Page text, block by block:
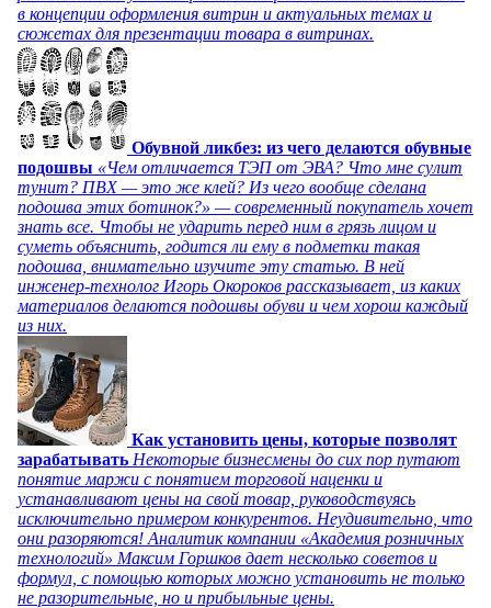
в концепции оформления витрин и актуальных темах и
сюжетах для презентации товара в витринах.
Обувной ликбез: из чего делаются обувные
подошвы «Чем отличается ТЭП от ЭВА? Что мне сулит
тунит? ПВХ — это же клей? Из чего вообще сделана
подошва этих ботинок?» — современный покупатель хочет
знать все. Чтобы не ударить перед ним в грязь лицом и
суметь объяснить, годится ли ему в подметки такая
подошва, внимательно изучите эту статью. В ней
инженер-технолог Игорь Окороков рассказывает, из каких
материалов делаются подошвы обуви и чем хорош каждый
из них.
Как установить цены, которые позволят
зарабатывать Некоторые бизнесмены до сих пор путают
понятие маржи с понятием торговой наценки и
устанавливают цены на свой товар, руководствуясь
исключительно примером конкурентов. Неудивительно, что
они разоряются! Аналитик компании «Академия розничных
технологий» Максим Горшков дает несколько советов и
формул, с помощью которых можно установить не только
не разорительные, но и прибыльные цены.